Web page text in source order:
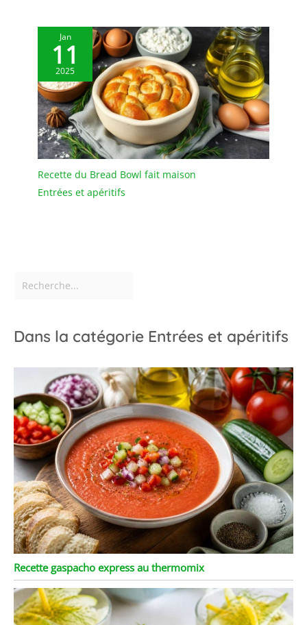
Jan
11
2025
Recette du Bread Bowl fait maison
Entrées et apéritifs
Dans la catégorie Entrées et apéritifs
Recette gaspacho express au thermomix